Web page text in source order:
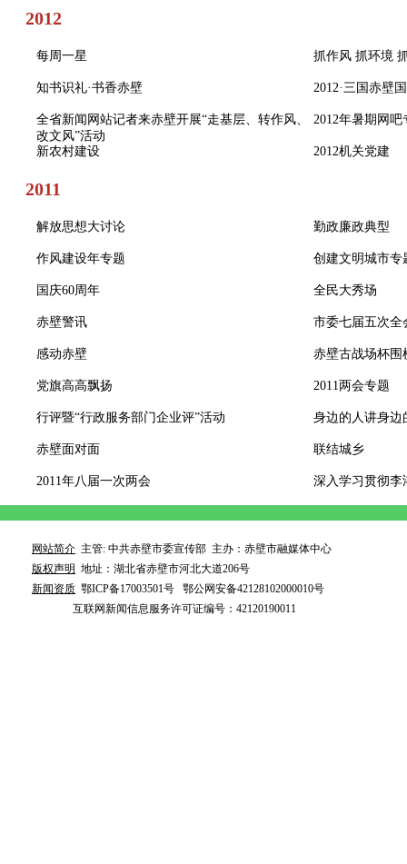
2012
每周一星 抓作风 抓环境
知书识礼·书香赤壁 2012·三国赤壁
全省新闻网站记者来赤壁开展“走基层、转作风、
改文风”活动
2012年暑期网吧
新农村建设 2012机关党建
2011
解放思想大讨论 勤政廉政典型
作风建设年专题 创建文明城市专
国庆60周年 全民大秀场
赤壁警讯 市委七届五次全
感动赤壁 赤壁古战场杯围
党旗高高飘扬 2011两会专题
行评暨“行政服务部门企业评”活动 身边的人讲身边
赤壁面对面 联结城乡
2011年八届一次两会 深入学习贯彻李
网站简介 主管: 中共赤壁市委宣传部 主办：赤壁市融媒体中心
版权声明 地址：湖北省赤壁市河北大道206号
新闻资质 鄂ICP备17003501号 鄂公网安备42128102000010号
互联网新闻信息服务许可证编号：42120190011